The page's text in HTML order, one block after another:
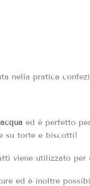
nella pratica
ed è perfetto
su torte e biscotti!
viene utilizzato
ed è inoltre